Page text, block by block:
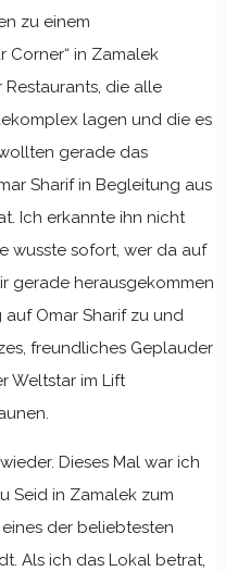
zu einem
Corner“ in Zamalek
die alle
lagen und die es
gerade das
Sharif in Begleitung aus
Ich erkannte ihn nicht
wusste sofort, wer da auf
gerade herausgekommen
Omar Sharif zu und
freundliches Geplauder
Weltstar im Lift
Dieses Mal war ich
Seid in Zamalek zum
der beliebtesten
Als ich das Lokal betrat,